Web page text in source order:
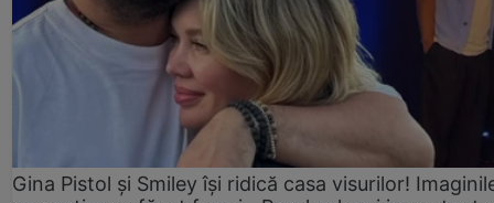
Gina Pistol și Smiley își ridică casa visurilor!